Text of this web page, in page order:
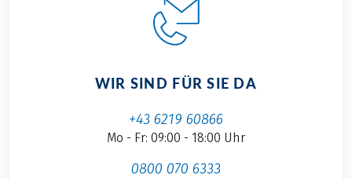
WIR SIND FÜR SIE DA
+43 6219 60866
Mo - Fr: 09:00 - 18:00 Uhr
0800 070 6333